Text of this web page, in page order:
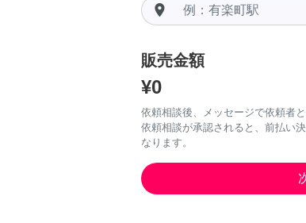
room
販売金額
¥0
依頼相談後、メッセージで依頼者
依頼相談が承認されると、前払い
なります。